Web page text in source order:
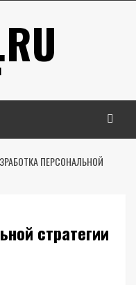
ПЕРСОНАЛЬНОЙ
стратегии